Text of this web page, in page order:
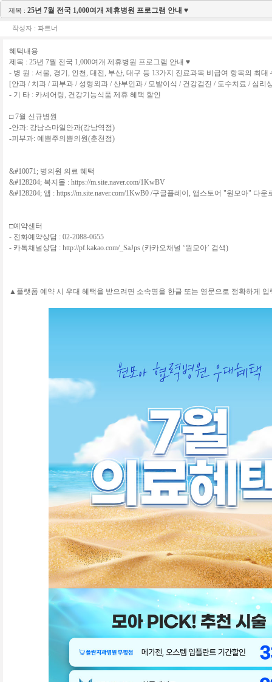
제목 : 25년 7월 전국 1,000여개 제휴병원 프로그램 안내 ♥
작성자 : 파트너
혜택내용
제목 : 25년 7월 전국 1,000여개 제휴병원 프로그램 안내 ♥
- 병 원 : 서울, 경기, 인천, 대전, 부산, 대구 등 13가지 진료과목 비급여 항목의 최대
[안과 / 치과 / 피부과 / 성형외과 / 산부인과 / 모발이식 / 건강검진 / 도수치료 / 심리
- 기 타 : 카셰어링, 건강기능식품 제휴 혜택 할인
□ 7월 신규병원
-안과: 강남스마일안과(강남역점)
-피부과: 예쁨주의쁨의원(춘천점)
&#10071; 병의원 의료 혜택
&#128204; 복지몰 : https://m.site.naver.com/1KwBV
&#128204; 앱 : https://m.site.naver.com/1KwB0 /구글플레이, 앱스토어 "원모아" 다운
□예약센터
- 전화예약상담 : 02-2088-0655
- 카톡채널상담 : http://pf.kakao.com/_SaJps (카카오채널 ‘원모아’ 검색)
▲플랫폼 예약 시 우대 혜택을 받으려면 소속명을 한글 또는 영문으로 정확하게 입